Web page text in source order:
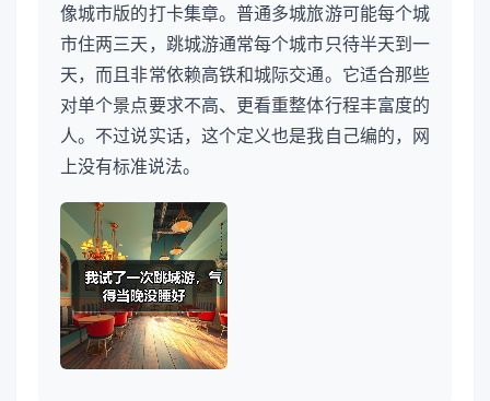
像城市版的打卡集章。普通多城旅游可能每个城
市住两三天，跳城游通常每个城市只待半天到一
天，而且非常依赖高铁和城际交通。它适合那些
对单个景点要求不高、更看重整体行程丰富度的
人。不过说实话，这个定义也是我自己编的，网
上没有标准说法。